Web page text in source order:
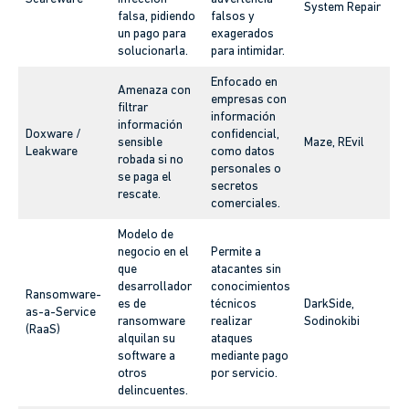
falsa, pidiendo
un pago para
solucionarla.
falsos y
exagerados
para intimidar.
System Repair
Doxware /
Leakware
Amenaza con
filtrar
información
sensible
robada si no
se paga el
rescate.
Enfocado en
empresas con
información
confidencial,
como datos
personales o
secretos
comerciales.
Maze, REvil
Ransomware-
as-a-Service
(RaaS)
Modelo de
negocio en el
que
desarrollador
es de
ransomware
alquilan su
software a
otros
delincuentes.
Permite a
atacantes sin
conocimientos
técnicos
realizar
ataques
mediante pago
por servicio.
DarkSide,
Sodinokibi